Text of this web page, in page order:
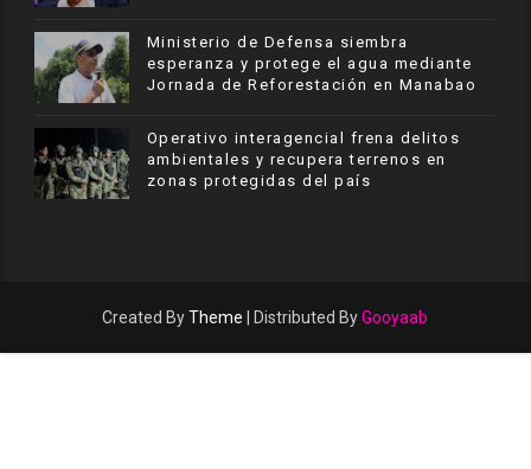
Ministerio de Defensa siembra
esperanza y protege el agua mediante
Jornada de Reforestación en Manabao
Operativo interagencial frena delitos
ambientales y recupera terrenos en
zonas protegidas del país
Created ByTheme | Distributed ByGooyaab